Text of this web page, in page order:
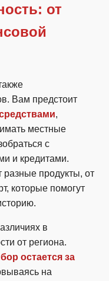
от
Вам предстоит
,
местные
с
и кредитами.
разные продукты, от
которые помогут
в
от региона.
остается за
на